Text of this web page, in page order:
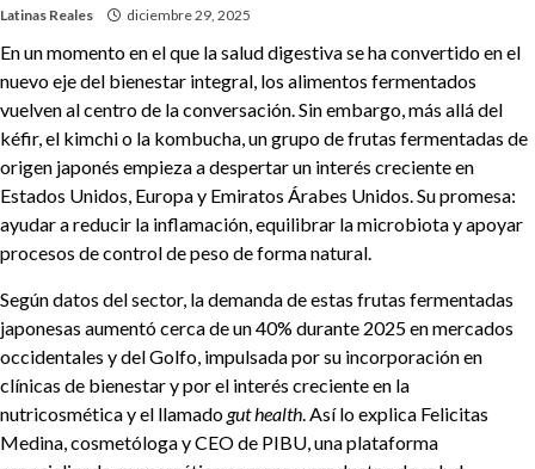
Latinas Reales diciembre 29, 2025
En un momento en el que la salud digestiva se ha convertido en el
nuevo eje del bienestar integral, los alimentos fermentados
vuelven al centro de la conversación. Sin embargo, más allá del
kéfir, el kimchi o la kombucha, un grupo de frutas fermentadas de
origen japonés empieza a despertar un interés creciente en
Estados Unidos, Europa y Emiratos Árabes Unidos. Su promesa:
ayudar a reducir la inflamación, equilibrar la microbiota y apoyar
procesos de control de peso de forma natural.
Según datos del sector, la demanda de estas frutas fermentadas
japonesas aumentó cerca de un 40% durante 2025 en mercados
occidentales y del Golfo, impulsada por su incorporación en
clínicas de bienestar y por el interés creciente en la
nutricosmética y el llamadogut health. Así lo explica Felicitas
Medina, cosmetóloga y CEO de PIBU, una plataforma